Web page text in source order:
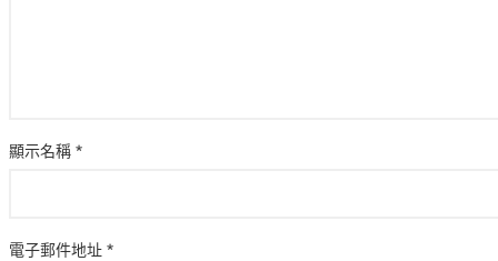
顯示名稱 *
電子郵件地址 *